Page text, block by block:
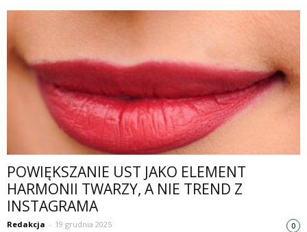
POWIĘKSZANIE UST JAKO ELEMENT
HARMONII TWARZY, A NIE TREND Z
INSTAGRAMA
Redakcja - 19 grudnia 2025 0